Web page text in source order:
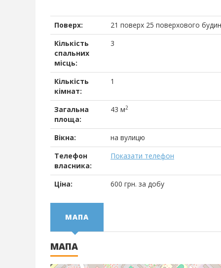
Поверх:
21 поверх 25 поверхового
Кількість
спальних
місць:
3
Кількість
кімнат:
1
Загальна
площа:
43 м2
Вікна:
на вулицю
Телефон
власника:
Показати телефон
Ціна: 600 грн. за добу
МАПА
МАПА